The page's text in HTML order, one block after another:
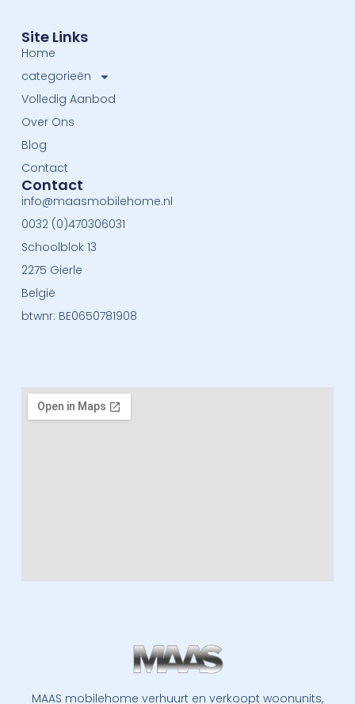
MAAS mobilehome verhuurt en verkoopt woonunits,
Site Links
Home
categorieën
Volledig Aanbod
Over Ons
Blog
Contact
Contact
info@maasmobilehome.nl
0032 (0)470306031
Schoolblok 13
2275 Gierle
België
btwnr: BE0650781908